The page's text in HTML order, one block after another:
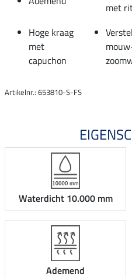
met
Hoge kraag
met
capuchon
Artikelnr.: 653810-S-FS
Waterdicht 10.000 mm
Ademend